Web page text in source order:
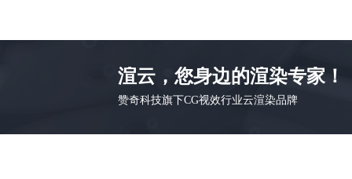
渲云，您身边的渲染专家！
赞奇科技旗下CG视效行业云渲染品牌